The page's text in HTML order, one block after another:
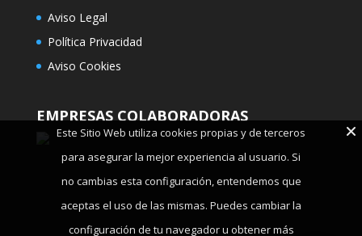
Aviso Legal
Política Privacidad
Aviso Cookies
EMPRESAS COLABORADORAS
Este Sitio Web utiliza cookies propias y de terceros
para asegurar la mejor experiencia al usuario. Si
no cambias esta configuración, entendemos que
aceptas el uso de las mismas. Puedes cambiar la
configuración de tu navegador u obtener más